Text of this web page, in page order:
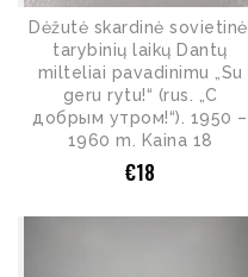
Dėžutė skardinė sovietinė,
tarybinių laikų Dantų
milteliai pavadinimu „Su
geru rytu!“ (rus. „С
добрым утром!“). 1950 –
1960 m. Kaina 18
€18